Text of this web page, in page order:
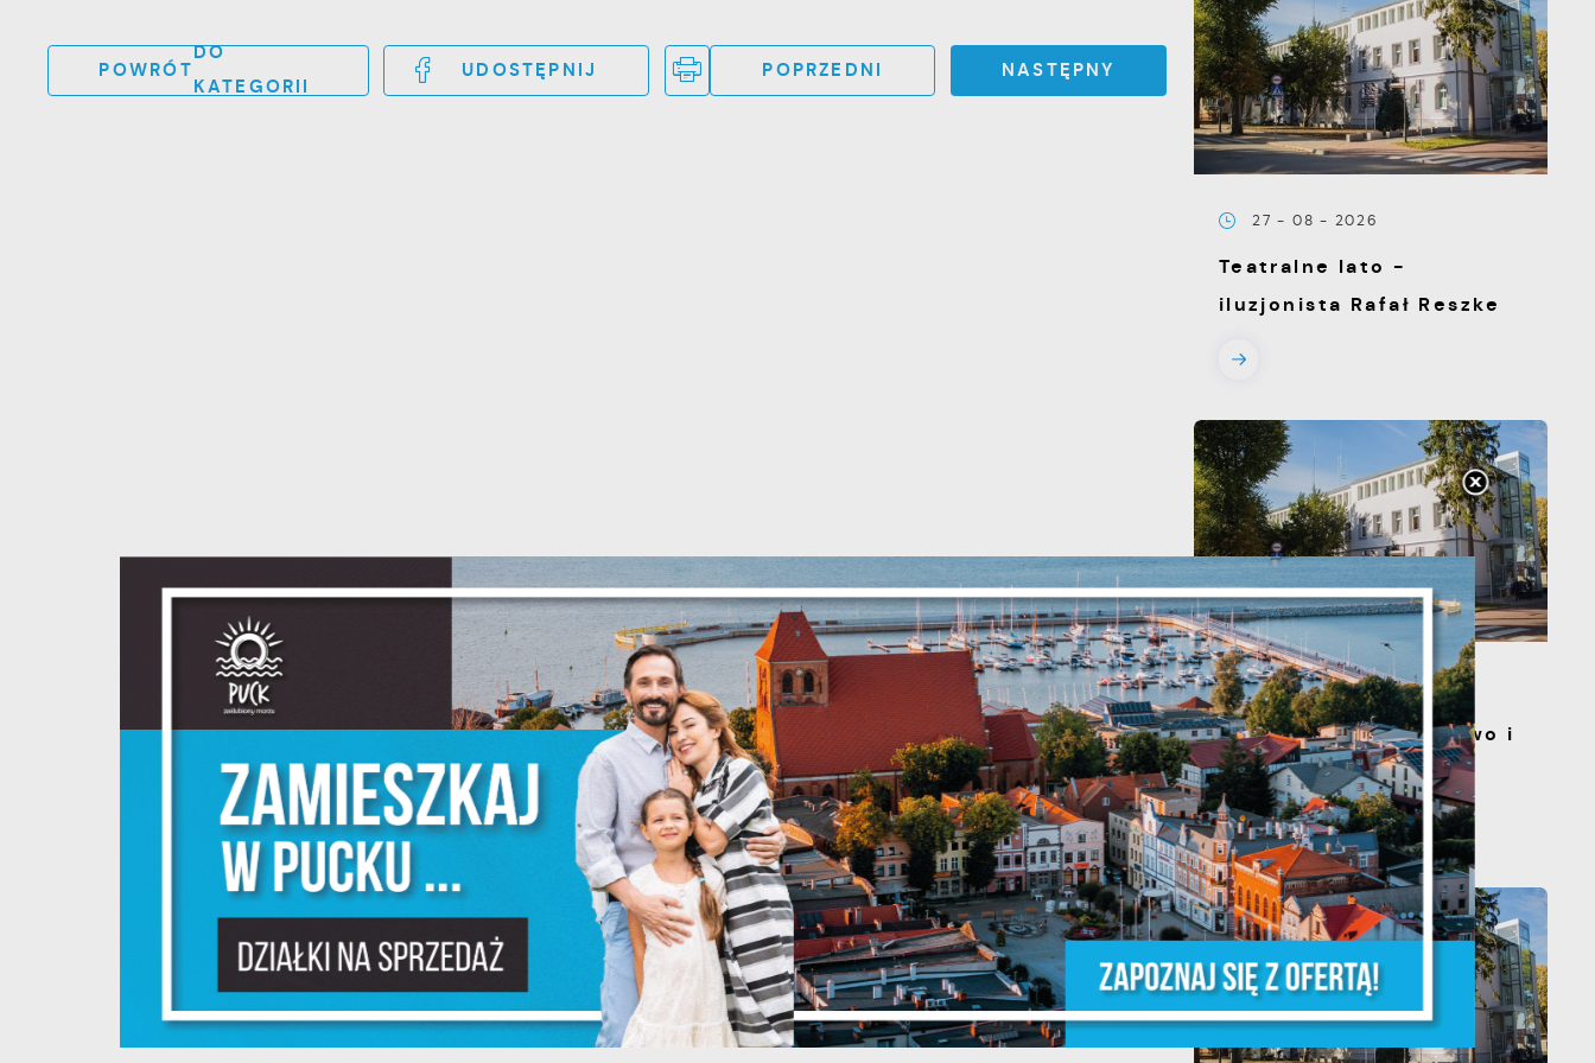
POWRÓT
DO
KATEGORII
UDOSTĘPNIJ POPRZEDNI NASTĘPNY
27 - 08 - 2026
Teatralne lato -
iluzjonista Rafał Reszke
20 - 08 - 2026
Teatralne lato - Zdrowo i
kolorowo
Ustawienia
Szanujemy Twoją prywatność. Możesz zmienić ustawienia cookies
lub zaakceptować je wszystkie. W dowolnym momencie możesz
dokonać zmiany swoich ustawień.
Niezbędne
Niezbędne pliki cookies służą do prawidłowego funkcjonowania
strony internetowej i umożliwiają Ci komfortowe korzystanie z
oferowanych przez nas usług.
Pliki cookies odpowiadają na podejmowane przez Ciebie działania
w celu m.in. dostosowania Twoich ustawień preferencji
prywatności, logowania czy wypełniania formularzy. Dzięki plikom
cookies strona, z której korzystasz, może działać bez zakłóceń.
Funkcjonalne i personalizacyjne
Tego typu pliki cookies umożliwiają stronie internetowej
zapamiętanie wprowadzonych przez Ciebie ustawień oraz
ZAPISZ WYBRANE